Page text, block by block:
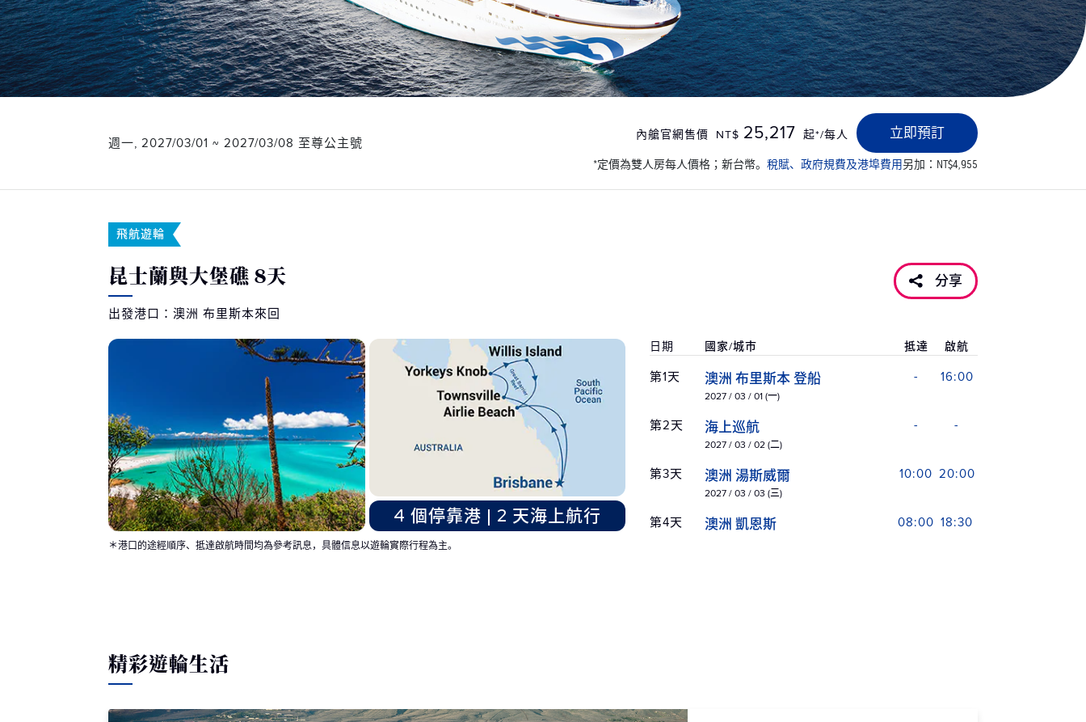
週一, 2027/03/01 ~ 2027/03/08 至尊公主號
內艙官網售價 NT$ 25,217 起*/每人 立即預訂
*定價為雙人房每人價格；新台幣。 稅賦、政府規費及港埠費用另加：NT$4,955
飛航遊輪
昆士蘭與大堡礁 8天
出發港口：澳洲 布里斯本來回
分享
4 個停靠港 | 2 天海上航行
日期 國家/城市 抵達 啟航
第1天 澳洲 布里斯本 登船
2027 / 03 / 01 (一)
- 16:00
第2天 海上巡航
2027 / 03 / 02 (二)
- -
第3天 澳洲 湯斯威爾
2027 / 03 / 03 (三)
10:00 20:00
第4天 澳洲 凱恩斯 08:00 18:30
第8天
＊港口的途經順序、抵達啟航時間均為參考訊息，具體信息以遊輪實際行程為主。
精彩遊輪生活